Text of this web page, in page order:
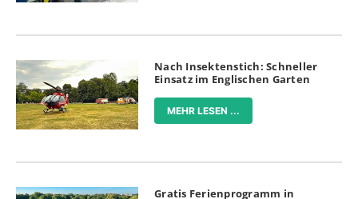
Nach Insektenstich: Schneller
Einsatz im Englischen Garten
MEHR LESEN ...
Gratis Ferienprogramm in